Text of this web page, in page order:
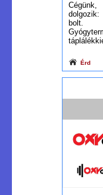
bolt.
Érd